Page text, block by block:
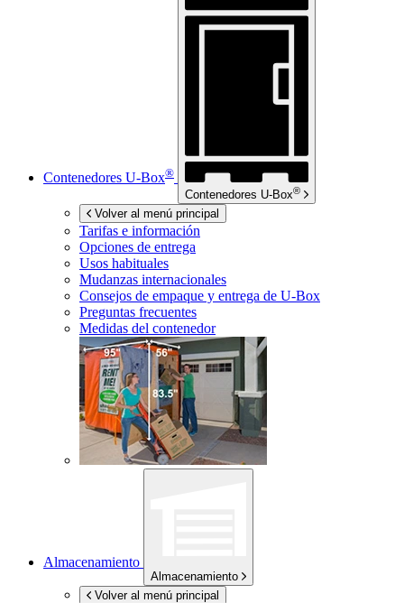
Contenedores U-Box®
Contenedores U-Box®
Volver al menú principal
Tarifas e información
Opciones de entrega
Usos habituales
Mudanzas internacionales
Consejos de empaque y entrega de U-Box
Preguntas frecuentes
Medidas del contenedor
Almacenamiento
Almacenamiento
Volver al menú principal